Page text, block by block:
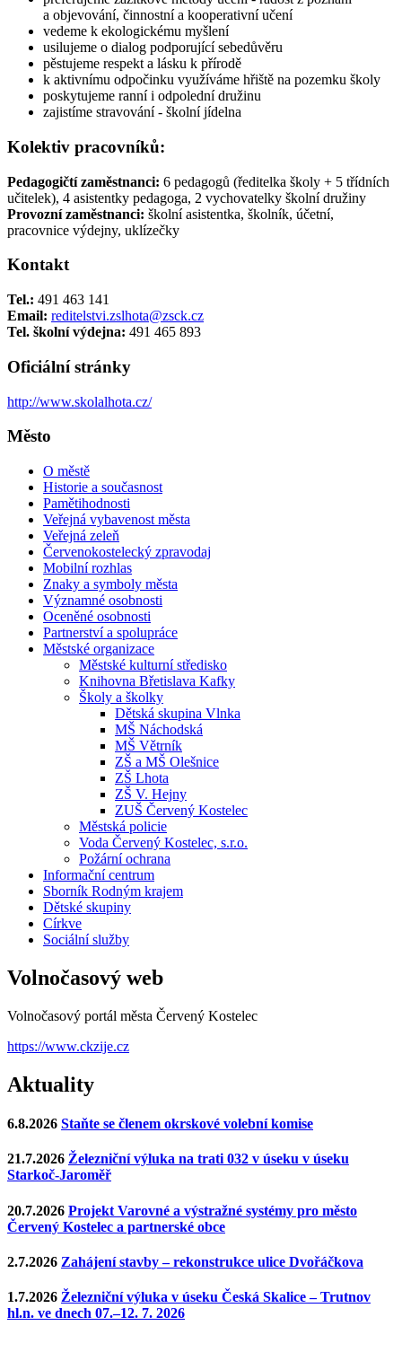
a objevování, činnostní a kooperativní učení
vedeme k ekologickému myšlení
usilujeme o dialog podporující sebedůvěru
pěstujeme respekt a lásku k přírodě
k aktivnímu odpočinku využíváme hřiště na pozemku školy
poskytujeme ranní i odpolední družinu
zajistíme stravování - školní jídelna
Kolektiv pracovníků:
Pedagogičtí zaměstnanci: 6 pedagogů (ředitelka školy + 5 třídních
učitelek), 4 asistentky pedagoga, 2 vychovatelky školní družiny
Provozní zaměstnanci: školní asistentka, školník, účetní,
pracovnice výdejny, uklízečky
Kontakt
Tel.: 491 463 141
Email: reditelstvi.zslhota@zsck.cz
Tel. školní výdejna: 491 465 893
Oficiální stránky
http://www.skolalhota.cz/
Město
O městě
Historie a současnost
Pamětihodnosti
Veřejná vybavenost města
Veřejná zeleň
Červenokostelecký zpravodaj
Mobilní rozhlas
Znaky a symboly města
Významné osobnosti
Oceněné osobnosti
Partnerství a spolupráce
Městské organizace
Městské kulturní středisko
Knihovna Břetislava Kafky
Školy a školky
Dětská skupina Vlnka
MŠ Náchodská
MŠ Větrník
ZŠ a MŠ Olešnice
ZŠ Lhota
ZŠ V. Hejny
ZUŠ Červený Kostelec
Městská policie
Voda Červený Kostelec, s.r.o.
Požární ochrana
Informační centrum
Sborník Rodným krajem
Dětské skupiny
Církve
Sociální služby
Volnočasový web
Volnočasový portál města Červený Kostelec
https://www.ckzije.cz
Aktuality
6.8.2026 Staňte se členem okrskové volební komise
21.7.2026 Železniční výluka na trati 032 v úseku v úseku
Starkoč-Jaroměř
20.7.2026 Projekt Varovné a výstražné systémy pro město
Červený Kostelec a partnerské obce
2.7.2026 Zahájení stavby – rekonstrukce ulice Dvořáčkova
1.7.2026 Železniční výluka v úseku Česká Skalice – Trutnov
hl.n. ve dnech 07.–12. 7. 2026